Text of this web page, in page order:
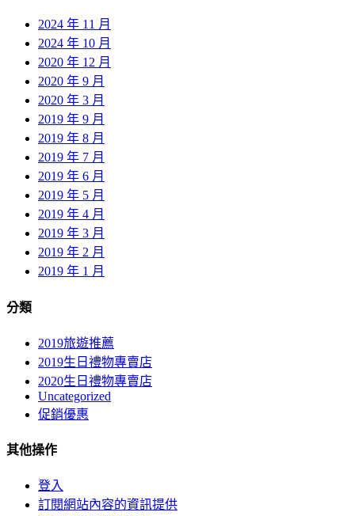
2024 年 11 月
2024 年 10 月
2020 年 12 月
2020 年 9 月
2020 年 3 月
2019 年 9 月
2019 年 8 月
2019 年 7 月
2019 年 6 月
2019 年 5 月
2019 年 4 月
2019 年 3 月
2019 年 2 月
2019 年 1 月
分類
2019旅遊推薦
2019生日禮物專賣店
2020生日禮物專賣店
Uncategorized
促銷優惠
其他操作
登入
訂閱網站內容的資訊提供